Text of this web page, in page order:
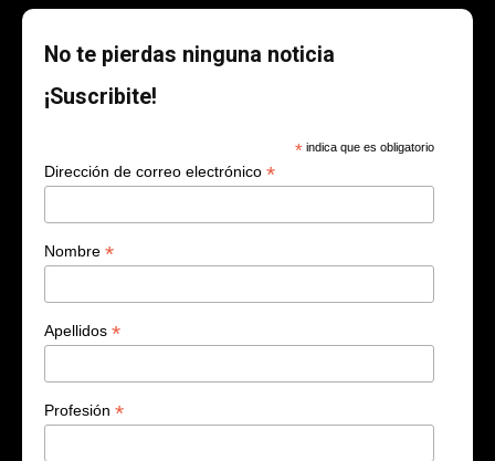
No te pierdas ninguna noticia
¡Suscribite!
* indica que es obligatorio
Dirección de correo electrónico *
Nombre *
Apellidos *
Profesión *